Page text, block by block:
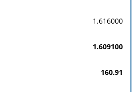
1.616000
1.609100
160.91